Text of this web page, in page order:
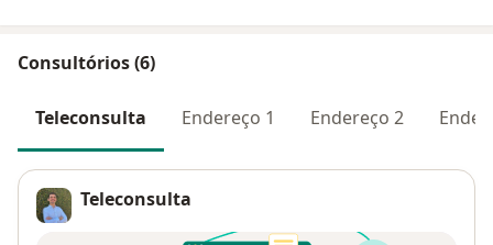
Consultórios (6)
Teleconsulta Endereço 1 Endereço 2
Teleconsulta